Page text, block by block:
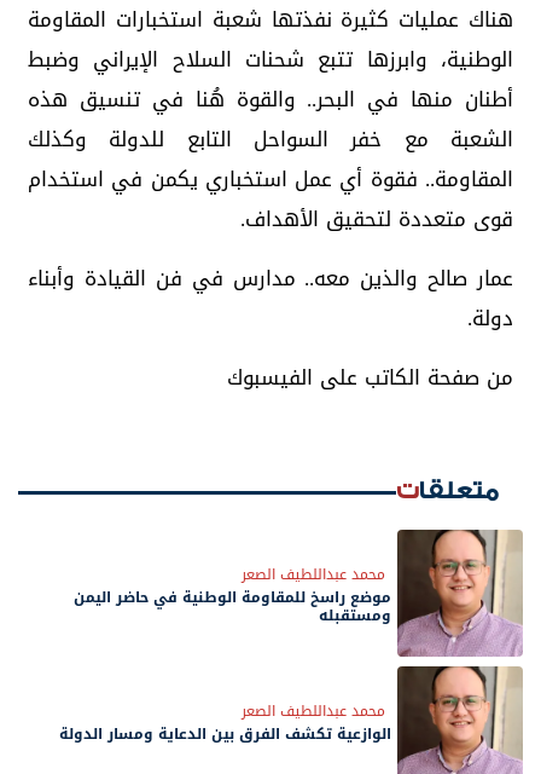
هناك عمليات كثيرة نفذتها شعبة استخبارات المقاومة
الوطنية، وابرزها تتبع شحنات السلاح الإيراني وضبط
أطنان منها في البحر.. والقوة هُنا في تنسيق هذه
الشعبة مع خفر السواحل التابع للدولة وكذلك
المقاومة.. فقوة أي عمل استخباري يكمن في استخدام
قوى متعددة لتحقيق الأهداف.
عمار صالح والذين معه.. مدارس في فن القيادة وأبناء
دولة.
من صفحة الكاتب على الفيسبوك
متعلقات
محمد عبداللطيف الصعر
موضع راسخ للمقاومة الوطنية في حاضر اليمن
ومستقبله
محمد عبداللطيف الصعر
الوازعية تكشف الفرق بين الدعاية ومسار الدولة